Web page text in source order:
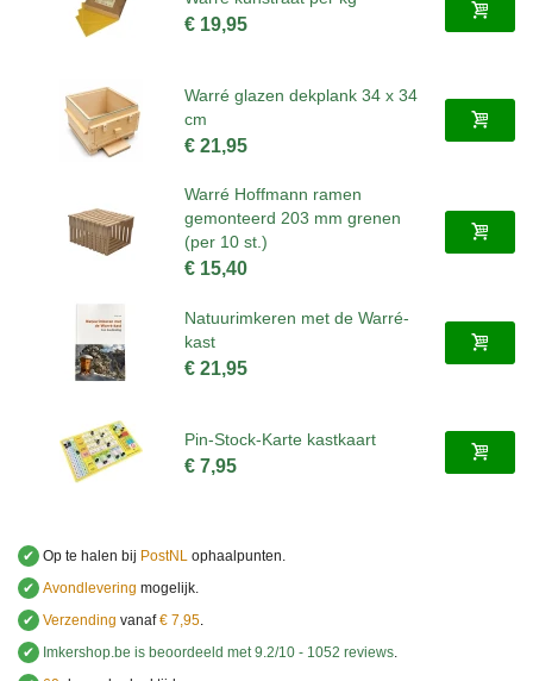
€ 19,95
Warré glazen dekplank 34 x 34
cm
€ 21,95
Warré Hoffmann ramen
gemonteerd 203 mm grenen
(per 10 st.)
€ 15,40
Natuurimkeren met de Warré-
kast
€ 21,95
Pin-Stock-Karte kastkaart
€ 7,95
✔ Op te halen bij PostNL ophaalpunten.
✔ Avondlevering mogelijk.
✔ Verzending vanaf€ 7,95.
✔
Imkershop.be is beoordeeld met9.2/10 - 1052 reviews.